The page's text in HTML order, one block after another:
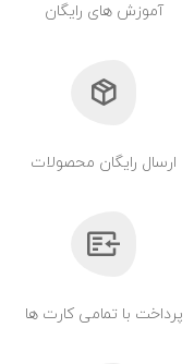
آموزش های رایگان
ارسال رایگان محصولات
پرداخت با تمامی کارت ها